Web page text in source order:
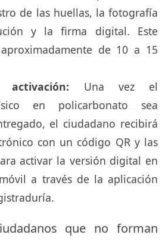
de las huellas, la fotografía
y la firma digital. Este
de 10 a 15
activación: Una vez el
en policarbonato sea
el ciudadano recibirá
con un código QR y las
activar la versión digital en
a través de la aplicación
que no forman